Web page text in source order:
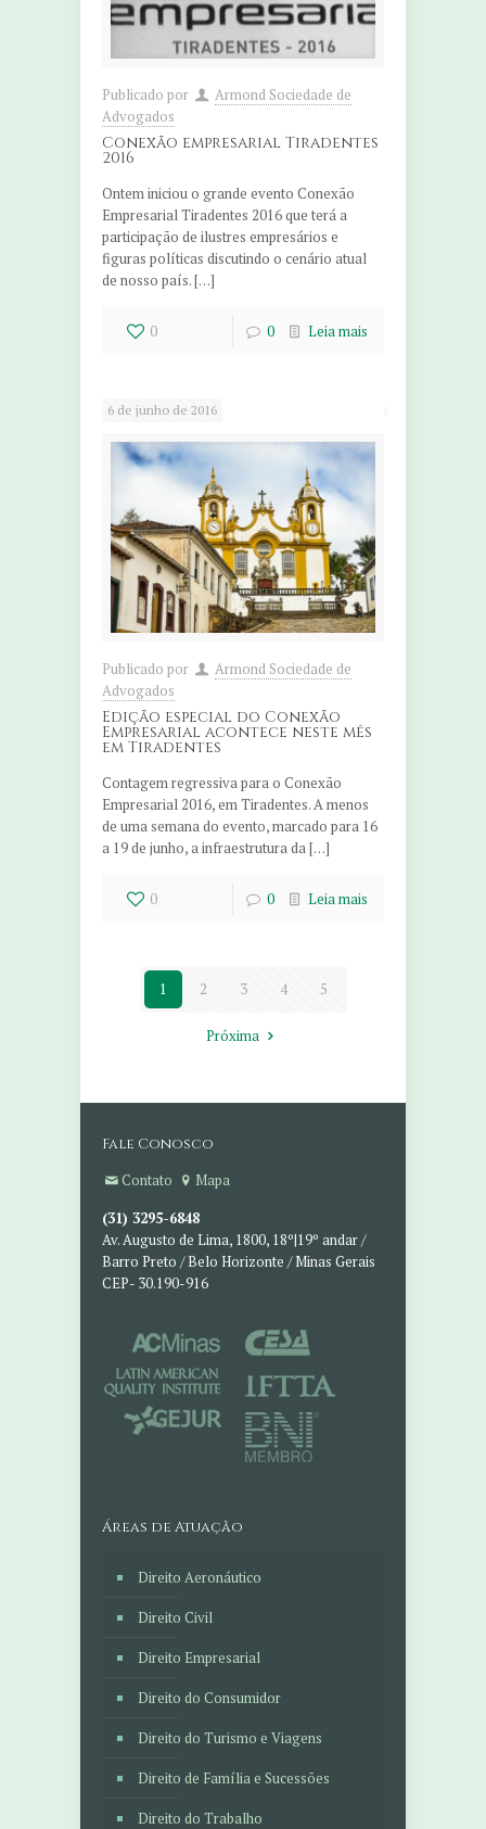
Publicado por
Armond Sociedade de
Advogados
Conexão empresarial Tiradentes
2016
Ontem iniciou o grande evento Conexão
Empresarial Tiradentes 2016 que terá a
participação de ilustres empresários e
figuras políticas discutindo o cenário atual
de nosso país. […]
0 0 Leia mais
6 de junho de 2016
Publicado por
Armond Sociedade de
Advogados
Edição especial do Conexão
Empresarial acontece neste mês
em Tiradentes
Contagem regressiva para o Conexão
Empresarial 2016, em Tiradentes. A menos
de uma semana do evento, marcado para 16
a 19 de junho, a infraestrutura da […]
0 0 Leia mais
1 2 3 4 5
Próxima
Fale Conosco
Contato
Mapa
(31) 3295-6848
Av. Augusto de Lima, 1800, 18º|19º andar /
Barro Preto / Belo Horizonte / Minas Gerais
CEP- 30.190-916
Áreas de Atuação
Direito Aeronáutico
Direito Civil
Direito Empresarial
Direito do Consumidor
Direito do Turismo e Viagens
Direito de Família e Sucessões
Direito do Trabalho